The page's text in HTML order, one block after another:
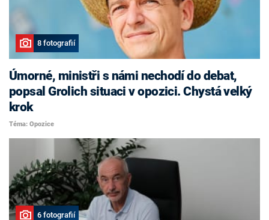
8 fotografií
Úmorné, ministři s námi nechodí do debat,
popsal Grolich situaci v opozici. Chystá velký
krok
Téma: Opozice
6 fotografií